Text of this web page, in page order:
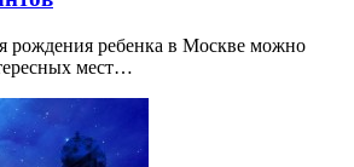
рождения ребенка в Москве можно
мест…